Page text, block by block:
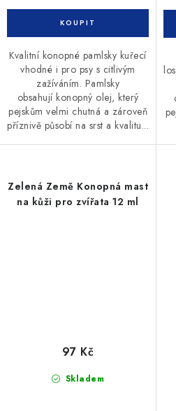
Kvalitní konopné pamlsky kuřecí
vhodné i pro psy s citlivým
zažíváním. Pamlsky
obsahují konopný olej, který
pejskům velmi chutná a zároveň
příznivě působí na srst a kvalitu...
Zelená Země Konopná mast
na kůži pro zvířata 12 ml
Skladem
97 Kč